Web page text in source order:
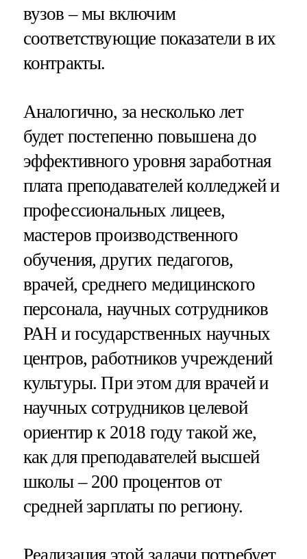
вузов – мы включим
соответствующие показатели в их
контракты.
Аналогично, за несколько лет
будет постепенно повышена до
эффективного уровня заработная
плата преподавателей колледжей и
профессиональных лицеев,
мастеров производственного
обучения, других педагогов,
врачей, среднего медицинского
персонала, научных сотрудников
РАН и государственных научных
центров, работников учреждений
культуры. При этом для врачей и
научных сотрудников целевой
ориентир к 2018 году такой же,
как для преподавателей высшей
школы – 200 процентов от
средней зарплаты по региону.